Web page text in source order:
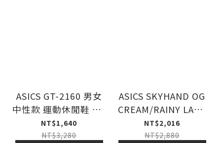
ASICS GT-2160 男女
中性款 運動休閒鞋 白/
VIOLET
NT$1,640
NT$3,280
ASICS SKYHAND OG
CREAM/RAINY LAKE
男女中性款 運動休閒
鞋
NT$2,016
NT$2,880